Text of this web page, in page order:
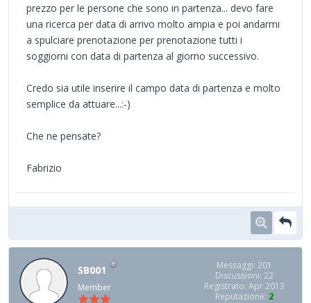
prezzo per le persone che sono in partenza... devo fare
una ricerca per data di arrivo molto ampia e poi andarmi
a spulciare prenotazione per prenotazione tutti i
soggiorni con data di partenza al giorno successivo.
Credo sia utile inserire il campo data di partenza e molto
semplice da attuare...:-)
Che ne pensate?
Fabrizio
SB001
Member
Messaggi: 201
Discussioni: 22
Registrato: Apr 2013
Reputazione: 2